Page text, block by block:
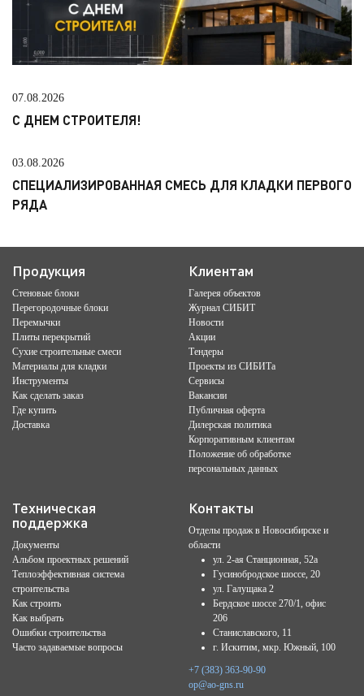
07.08.2026
С ДНЕМ СТРОИТЕЛЯ!
03.08.2026
СПЕЦИАЛИЗИРОВАННАЯ СМЕСЬ ДЛЯ КЛАДКИ ПЕРВОГО
РЯДА
Продукция
Стеновые блоки
Перегородочные блоки
Перемычки
Плиты перекрытий
Сухие строительные смеси
Материалы для кладки
Инструменты
Как сделать заказ
Где купить
Доставка
Клиентам
Галерея объектов
Журнал СИБИТ
Новости
Акции
Тендеры
Проекты из СИБИТа
Сервисы
Вакансии
Публичная оферта
Дилерская политика
Корпоративным клиентам
Положение об обработке
персональных данных
Техническая
поддержка
Документы
Альбом проектных решений
Теплоэффективная система
строительства
Как строить
Как выбрать
Ошибки строительства
Часто задаваемые вопросы
Контакты
Отделы продаж в Новосибирске и
области
ул. 2-ая Станционная, 52а
Гусинобродское шоссе, 20
ул. Галущака 2
Бердское шоссе 270/1, офис
206
Станиславского, 11
г. Искитим, мкр. Южный, 100
+7 (383) 363-90-90
op@ao-gns.ru